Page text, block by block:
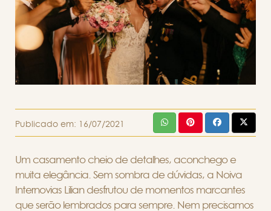
Publicado em: 16/07/2021
Um casamento cheio de detalhes, aconchego e
muita elegância. Sem sombra de dúvidas, a Noiva
Internovias Lilian desfrutou de momentos marcantes
que serão lembrados para sempre. Nem precisamos